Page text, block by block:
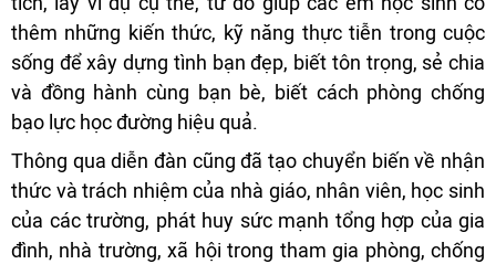
thêm những kiến thức, kỹ năng thực tiễn trong cuộc
sống để xây dựng tình bạn đẹp, biết tôn trọng, sẻ chia
và đồng hành cùng bạn bè, biết cách phòng chống
bạo lực học đường hiệu quả.
Thông qua diễn đàn cũng đã tạo chuyển biến về nhận
thức và trách nhiệm của nhà giáo, nhân viên, học sinh
của các trường, phát huy sức mạnh tổng hợp của gia
đình, nhà trường, xã hội trong tham gia phòng, chống